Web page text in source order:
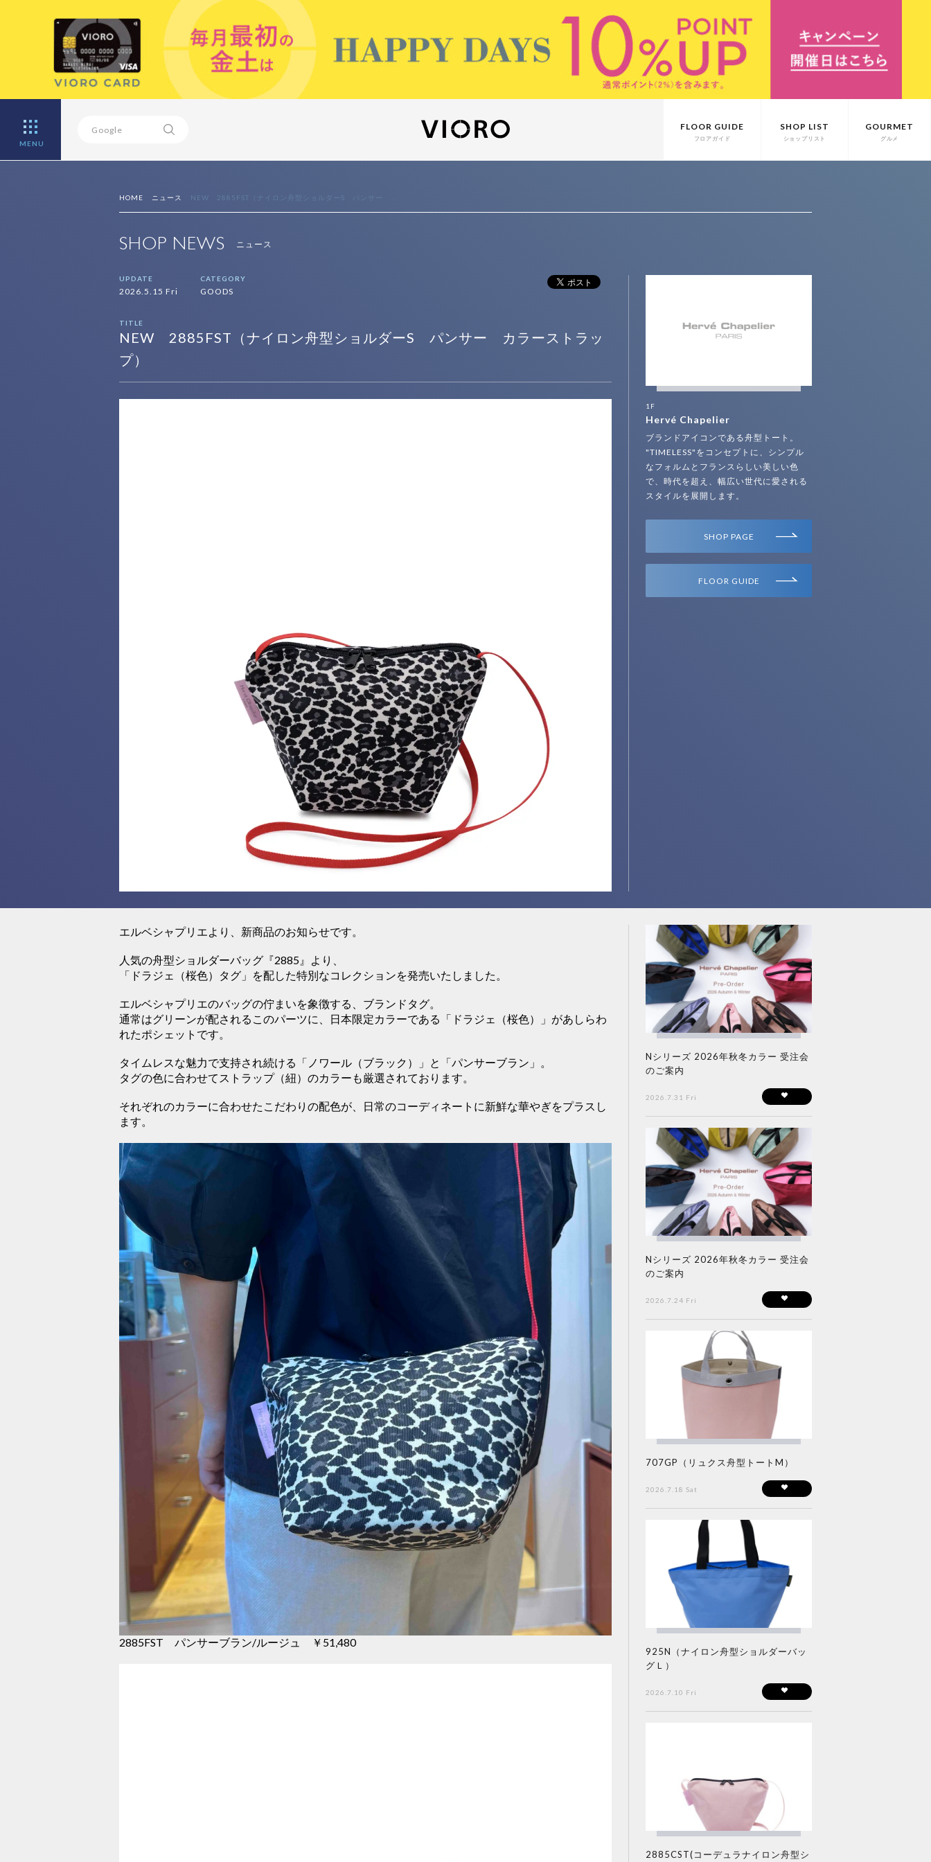
MENU
FLOOR GUIDE
フロアガイド
SHOP LIST
ショップリスト
GOURMET
グルメ
HOME ニュース NEW 2885FST（ナイロン舟型ショルダーS パンサー ...
SHOP NEWS ニュース
UPDATE
2026.5.15 Fri
CATEGORY
GOODS
TITLE
NEW 2885FST（ナイロン舟型ショルダーS パンサー カラーストラッ
プ）
1F
Hervé Chapelier
ブランドアイコンである舟型トート。
"TIMELESS"をコンセプトに、シンプル
なフォルムとフランスらしい美しい色
で、時代を超え、幅広い世代に愛される
スタイルを展開します。
SHOP PAGE
FLOOR GUIDE
エルベシャプリエより、新商品のお知らせです。
人気の舟型ショルダーバッグ『2885』より、
「ドラジェ（桜色）タグ」を配した特別なコレクションを発売いたしました。
エルベシャプリエのバッグの佇まいを象徴する、ブランドタグ。
通常はグリーンが配されるこのパーツに、日本限定カラーである「ドラジェ（桜色）」があしらわ
れたポシェットです。
タイムレスな魅力で支持され続ける「ノワール（ブラック）」と「パンサーブラン」。
タグの色に合わせてストラップ（紐）のカラーも厳選されております。
それぞれのカラーに合わせたこだわりの配色が、日常のコーディネートに新鮮な華やぎをプラスし
ます。
2885FST パンサーブラン/ルージュ ￥51,480
Nシリーズ 2026年秋冬カラー 受注会
のご案内
2026.7.31 Fri
Nシリーズ 2026年秋冬カラー 受注会
のご案内
2026.7.24 Fri
707GP（リュクス舟型トートM）
2026.7.18 Sat
925N（ナイロン舟型ショルダーバッ
グＬ）
2026.7.10 Fri
2885CST(コーデュラナイロン舟型シ